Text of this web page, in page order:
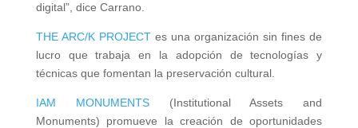
digital”, dice Carrano.
THE ARC/K PROJECTes una organización sin fines de
lucro que trabaja en la adopción de tecnologías y
técnicas que fomentan la preservación cultural.
IAM MONUMENTS(Institutional Assets and
Monuments) promueve la creación de oportunidades